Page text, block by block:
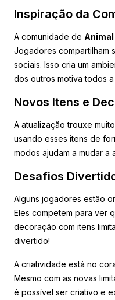
Inspiração da
A comunidade de
Jogadores compartilham
sociais. Isso cria um
dos outros motiva todos
Novos Itens e
A atualização trouxe
usando esses itens de
modos ajudam a mudar a
Desafios
Alguns jogadores estão
Eles competem para ver
decoração com itens
divertido!
A criatividade está no
Mesmo com as novas
é possível ser criativo e